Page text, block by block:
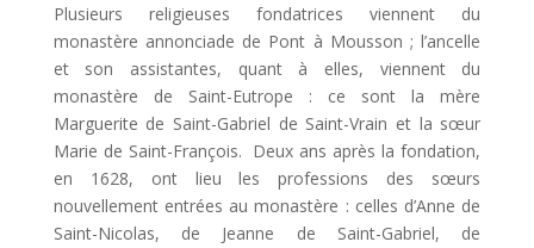
Plusieurs religieuses fondatrices viennent du
monastère annonciade de Pont à Mousson ; l’ancelle
et son assistantes, quant à elles, viennent du
monastère de Saint-Eutrope : ce sont la mère
Marguerite de Saint-Gabriel de Saint-Vrain et la sœur
Marie de Saint-François. Deux ans après la fondation,
en 1628, ont lieu les professions des sœurs
nouvellement entrées au monastère : celles d’Anne de
Saint-Nicolas, de Jeanne de Saint-Gabriel, de